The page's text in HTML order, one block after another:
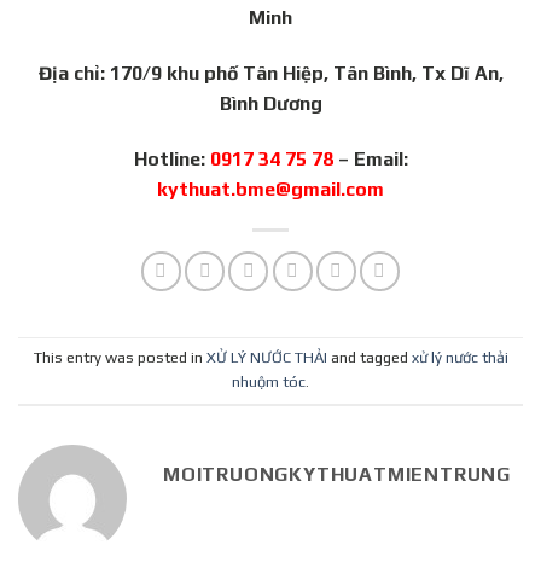
Minh
Địa chỉ: 170/9 khu phố Tân Hiệp, Tân Bình, Tx Dĩ An,
Bình Dương
Hotline: 0917 34 75 78– Email:
kythuat.bme@gmail.com
This entry was posted in XỬ LÝ NƯỚC THẢI and tagged xử lý nước thải
nhuộm tóc
MOITRUONGKYTHUATMIENTRUNG